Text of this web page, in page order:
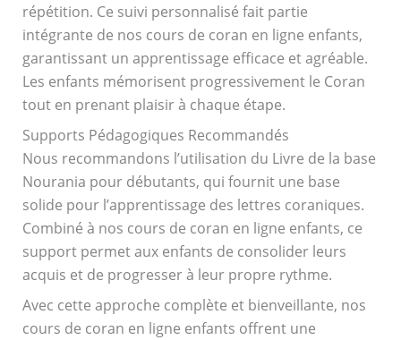
répétition. Ce suivi personnalisé fait partie
intégrante de nos cours de coran en ligne enfants,
garantissant un apprentissage efficace et agréable.
Les enfants mémorisent progressivement le Coran
tout en prenant plaisir à chaque étape.
Supports Pédagogiques Recommandés
Nous recommandons l’utilisation du Livre de la base
Nourania pour débutants, qui fournit une base
solide pour l’apprentissage des lettres coraniques.
Combiné à nos cours de coran en ligne enfants, ce
support permet aux enfants de consolider leurs
acquis et de progresser à leur propre rythme.
Avec cette approche complète et bienveillante, nos
cours de coran en ligne enfants offrent une